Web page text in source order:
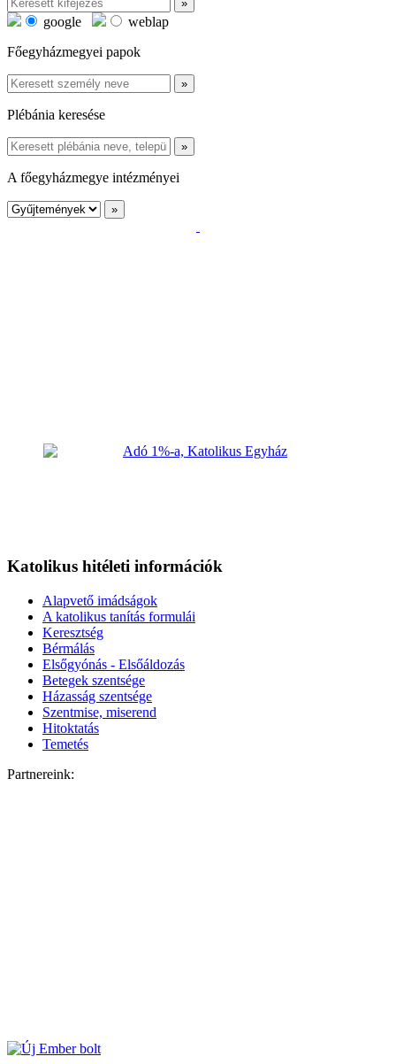
google
weblap
Főegyházmegyei papok
Plébánia keresése
A főegyházmegye intézményei
Katolikus hitéleti információk
Alapvető imádságok
A katolikus tanítás formulái
Keresztség
Bérmálás
Elsőgyónás - Elsőáldozás
Betegek szentsége
Házasság szentsége
Szentmise, miserend
Hitoktatás
Temetés
Partnereink: